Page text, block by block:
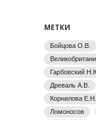
МЕТКИ
Бойцова О.В.
Гарбовский Н.К.
Древаль А.В.
Корнилова Е.Н.
Ломоносов